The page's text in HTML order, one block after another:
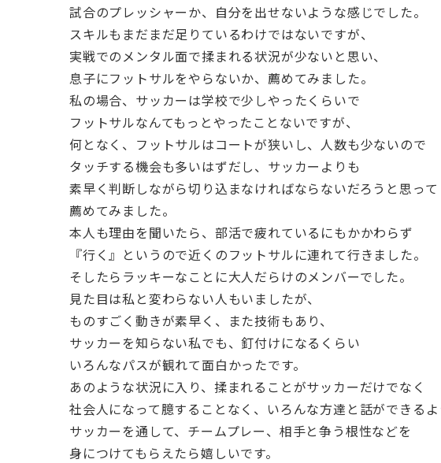
試合のプレッシャーか、自分を出せないような感じでした。
スキルもまだまだ足りているわけではないですが、
実戦でのメンタル面で揉まれる状況が少ないと思い、
息子にフットサルをやらないか、薦めてみました。
私の場合、サッカーは学校で少しやったくらいで
フットサルなんてもっとやったことないですが、
何となく、フットサルはコートが狭いし、人数も少ないので
タッチする機会も多いはずだし、サッカーよりも
素早く判断しながら切り込まなければならないだろうと思って
薦めてみました。
本人も理由を聞いたら、部活で疲れているにもかかわらず
『行く』というので近くのフットサルに連れて行きました。
そしたらラッキーなことに大人だらけのメンバーでした。
見た目は私と変わらない人もいましたが、
ものすごく動きが素早く、また技術もあり、
サッカーを知らない私でも、釘付けになるくらい
いろんなパスが観れて面白かったです。
あのような状況に入り、揉まれることがサッカーだけでなく
社会人になって臆することなく、いろんな方達と話ができるよ
サッカーを通して、チームプレー、相手と争う根性などを
身につけてもらえたら嬉しいです。